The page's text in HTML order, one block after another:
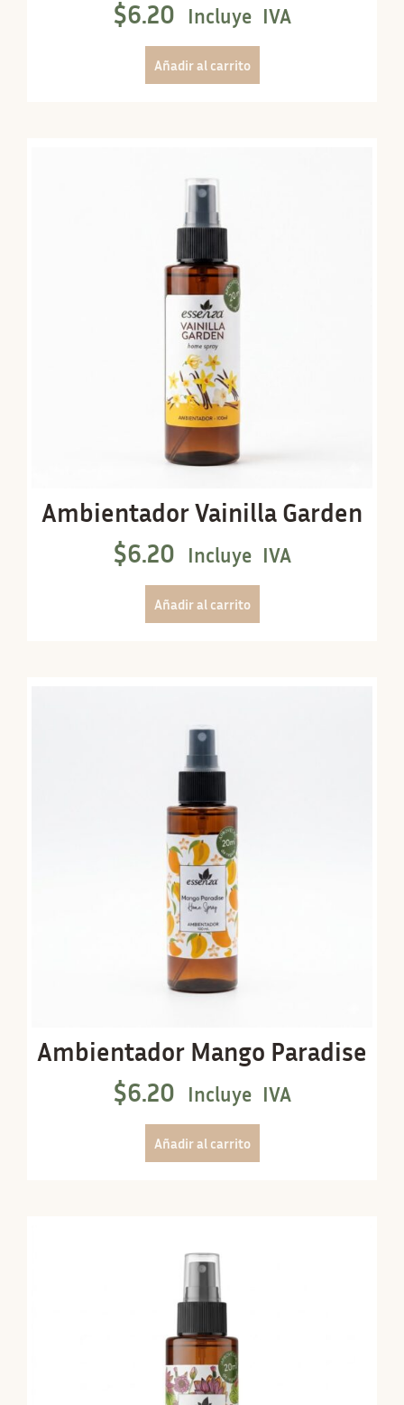
$6.20 Incluye IVA
Añadir al carrito
Ambientador Vainilla Garden
$6.20 Incluye IVA
Añadir al carrito
Ambientador Mango Paradise
$6.20 Incluye IVA
Añadir al carrito